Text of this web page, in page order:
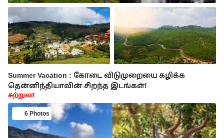
Summer Vacation : கோடை விடுமுறையை கழிக்க
தென்னிந்தியாவின் சிறந்த இடங்கள்!
சுற்றுலா
6 Photos